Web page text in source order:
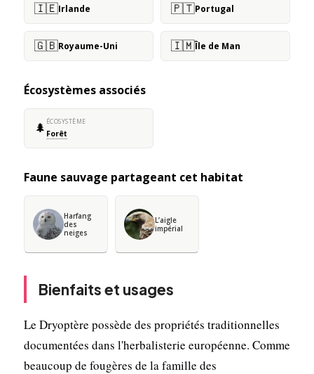
🇮🇪Irlande 🇵🇹Portugal
🇬🇧Royaume-Uni 🇮🇲Île de Man
Écosystèmes associés
🌲 ÉCOSYSTÈME
Forêt
Faune sauvage partageant cet habitat
Harfang
des
neiges
L’aigle
impérial
Bienfaits et usages
Le Dryoptère possède des propriétés traditionnelles
documentées dans l'herbalisterie européenne. Comme
beaucoup de fougères de la famille des